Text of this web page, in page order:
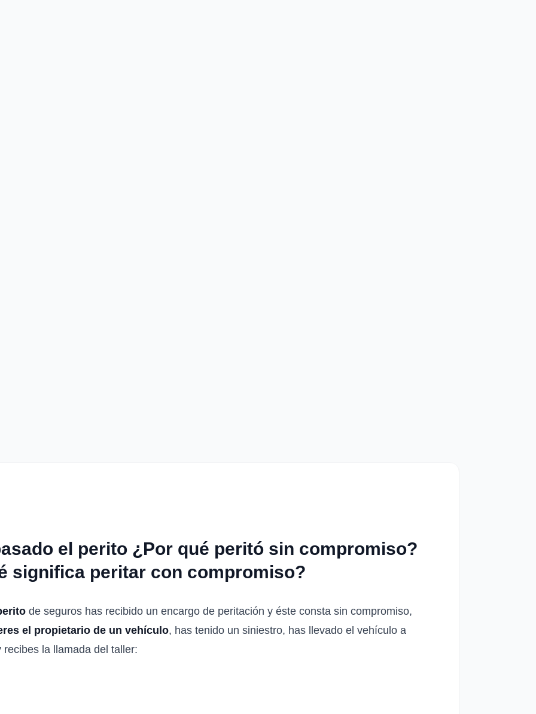
el perito ¿Por qué peritó sin compromiso?
significa peritar con compromiso?
de seguros has recibido un encargo de peritación y éste consta sin compromiso,
el propietario de un vehículo, has tenido un siniestro, has llevado el vehículo a
recibes la llamada del taller: